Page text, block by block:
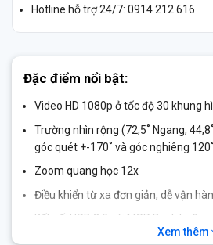
Hotline hỗ trợ 24/7: 0914 212 616
Đặc điểm nổi bật:
Video HD 1080p ở tốc độ 30 khung
Trường nhìn rộng (72,5˚ Ngang,
góc quét +-170˚ và góc nghiêng 120˚
Zoom quang học 12x
Điều khiển từ xa đơn giản, dễ vận
Kết nối USB 2.0 với MSR Dock hoặc
System khác để tối đa hóa chiều dài
Xem thêm